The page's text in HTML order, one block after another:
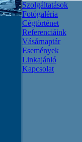
Szolgáltatások
Fotógaléria
Cégtörténet
Referenciáink
Vásárnaptár
Események
Linkajánló
Kapcsolat